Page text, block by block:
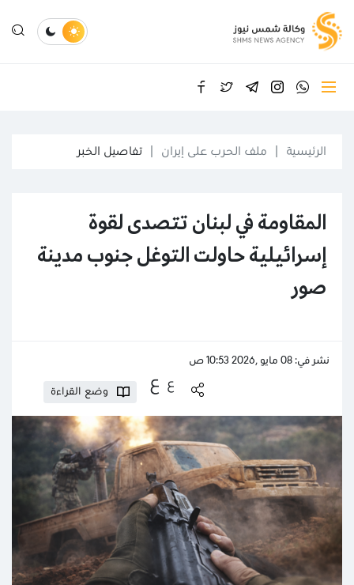
الرئيسية ملف الحرب على إيران تفاصيل الخبر
المقاومة في لبنان تتصدى لقوة
إسرائيلية حاولت التوغل جنوب مدينة
صور
نشر في: 08 مايو ,2026 10:53 ص
ع ع
وضع القراءة